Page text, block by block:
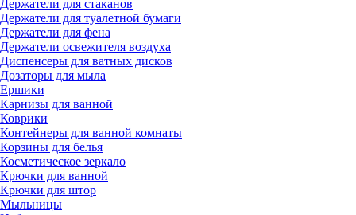
Держатели для стаканов
Держатели для туалетной бумаги
Держатели для фена
Держатели освежителя воздуха
Диспенсеры для ватных дисков
Дозаторы для мыла
Ершики
Карнизы для ванной
Коврики
Контейнеры для ванной комнаты
Корзины для белья
Косметическое зеркало
Крючки для ванной
Крючки для штор
Мыльницы